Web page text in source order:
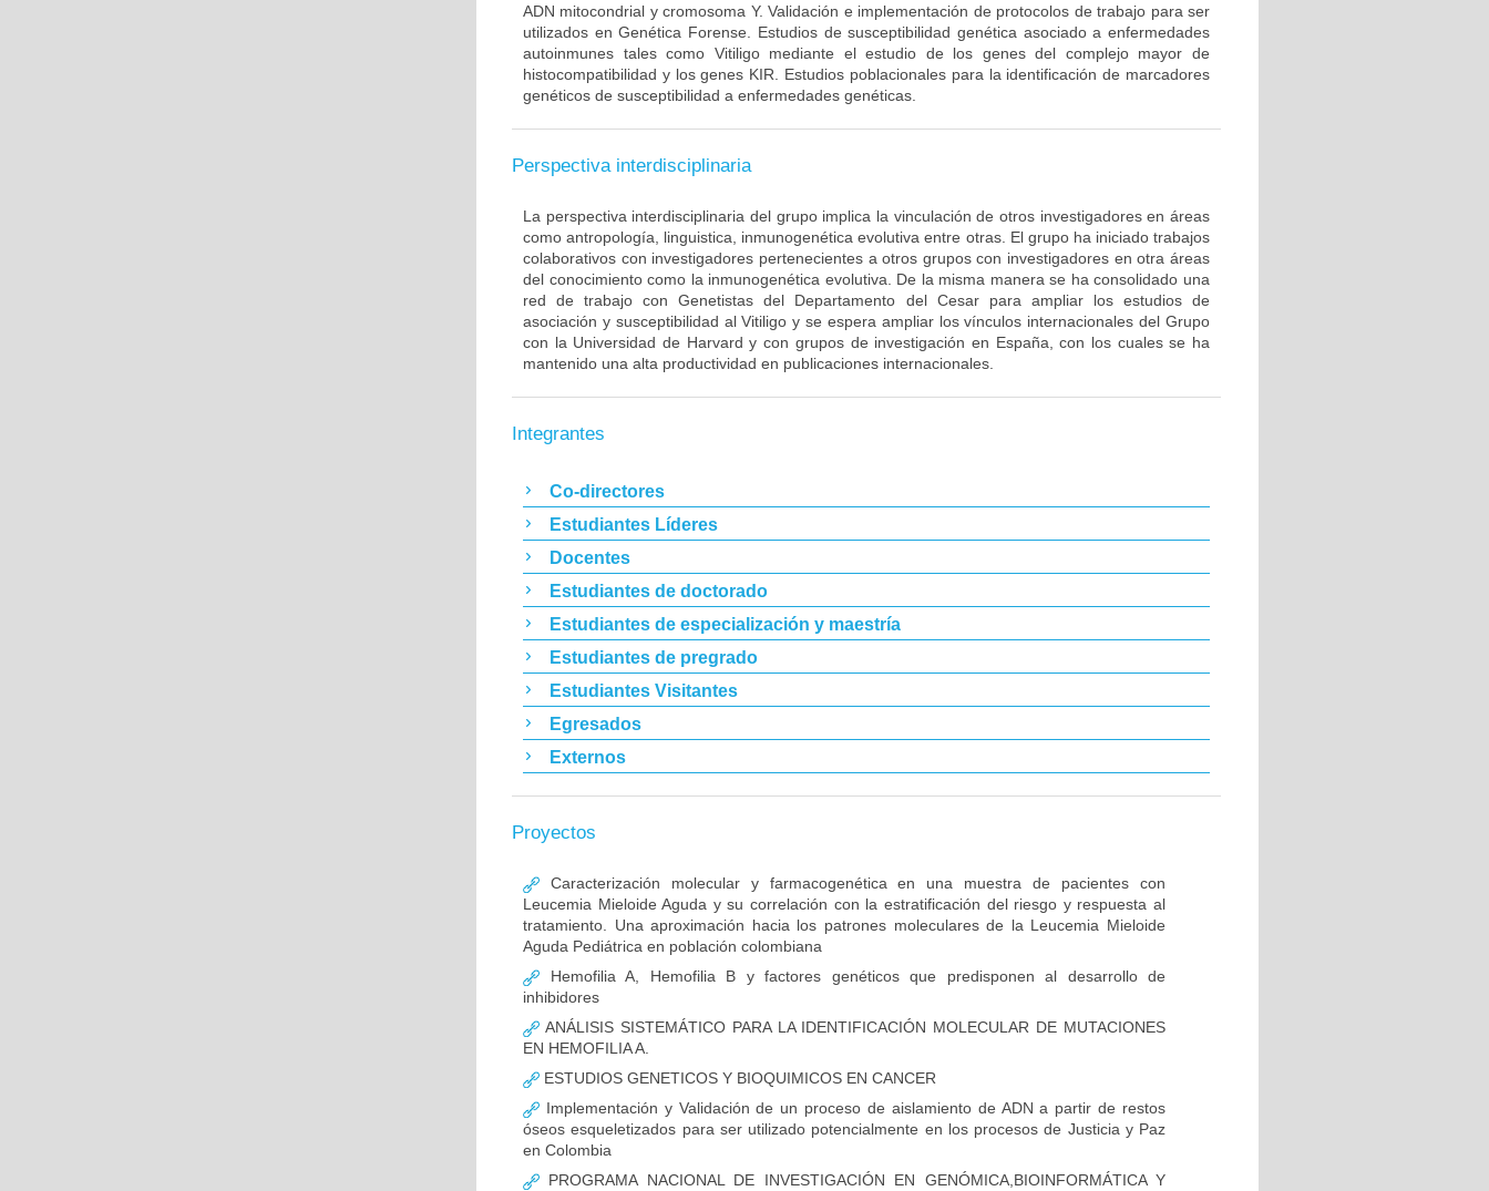
ADN mitocondrial y cromosoma Y. Validación e implementación de protocolos de trabajo para ser
utilizados en Genética Forense. Estudios de susceptibilidad genética asociado a enfermedades
autoinmunes tales como Vitiligo mediante el estudio de los genes del complejo mayor de
histocompatibilidad y los genes KIR. Estudios poblacionales para la identificación de marcadores
genéticos de susceptibilidad a enfermedades genéticas.
Perspectiva interdisciplinaria
La perspectiva interdisciplinaria del grupo implica la vinculación de otros investigadores en áreas
como antropología, linguistica, inmunogenética evolutiva entre otras. El grupo ha iniciado trabajos
colaborativos con investigadores pertenecientes a otros grupos con investigadores en otra áreas
del conocimiento como la inmunogenética evolutiva. De la misma manera se ha consolidado una
red de trabajo con Genetistas del Departamento del Cesar para ampliar los estudios de
asociación y susceptibilidad al Vitiligo y se espera ampliar los vínculos internacionales del Grupo
con la Universidad de Harvard y con grupos de investigación en España, con los cuales se ha
mantenido una alta productividad en publicaciones internacionales.
Integrantes
Co-directores
Estudiantes Líderes
Docentes
Estudiantes de doctorado
Estudiantes de especialización y maestría
Estudiantes de pregrado
Estudiantes Visitantes
Egresados
Externos
Proyectos
Caracterización molecular y farmacogenética en una muestra de pacientes con
Leucemia Mieloide Aguda y su correlación con la estratificación del riesgo y respuesta al
tratamiento. Una aproximación hacia los patrones moleculares de la Leucemia Mieloide
Aguda Pediátrica en población colombiana
Hemofilia A, Hemofilia B y factores genéticos que predisponen al desarrollo de
inhibidores
ANÁLISIS SISTEMÁTICO PARA LA IDENTIFICACIÓN MOLECULAR DE MUTACIONES
EN HEMOFILIA A.
ESTUDIOS GENETICOS Y BIOQUIMICOS EN CANCER
Implementación y Validación de un proceso de aislamiento de ADN a partir de restos
óseos esqueletizados para ser utilizado potencialmente en los procesos de Justicia y Paz
en Colombia
PROGRAMA NACIONAL DE INVESTIGACIÓN EN GENÓMICA,BIOINFORMÁTICA Y